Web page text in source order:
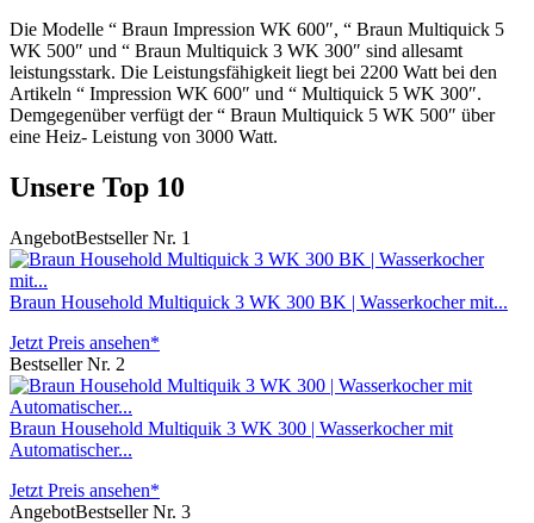
Die Modelle “ Braun Impression WK 600″, “ Braun Multiquick 5
WK 500″ und “ Braun Multiquick 3 WK 300″ sind allesamt
leistungsstark. Die Leistungsfähigkeit liegt bei 2200 Watt bei den
Artikeln “ Impression WK 600″ und “ Multiquick 5 WK 300″.
Demgegenüber verfügt der “ Braun Multiquick 5 WK 500″ über
eine Heiz- Leistung von 3000 Watt.
Unsere Top 10
AngebotBestseller Nr. 1
Braun Household Multiquick 3 WK 300 BK | Wasserkocher mit...
Jetzt Preis ansehen*
Bestseller Nr. 2
Braun Household Multiquik 3 WK 300 | Wasserkocher mit
Automatischer...
Jetzt Preis ansehen*
AngebotBestseller Nr. 3